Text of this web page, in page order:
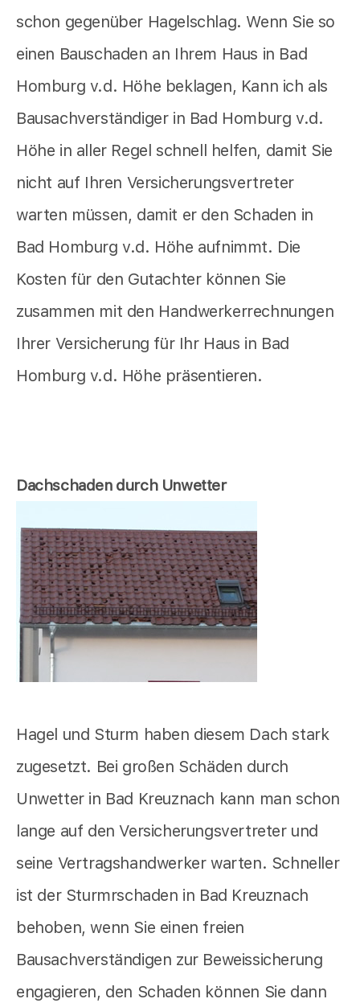
schon gegenüber Hagelschlag. Wenn Sie so
einen Bauschaden an Ihrem Haus in Bad
Homburg v.d. Höhe beklagen, Kann ich als
Bausachverständiger in Bad Homburg v.d.
Höhe in aller Regel schnell helfen, damit Sie
nicht auf Ihren Versicherungsvertreter
warten müssen, damit er den Schaden in
Bad Homburg v.d. Höhe aufnimmt. Die
Kosten für den Gutachter können Sie
zusammen mit den Handwerkerrechnungen
Ihrer Versicherung für Ihr Haus in Bad
Homburg v.d. Höhe präsentieren.
Dachschaden durch Unwetter
Hagel und Sturm haben diesem Dach stark
zugesetzt. Bei großen Schäden durch
Unwetter in Bad Kreuznach kann man schon
lange auf den Versicherungsvertreter und
seine Vertragshandwerker warten. Schneller
ist der Sturmrschaden in Bad Kreuznach
behoben, wenn Sie einen freien
Bausachverständigen zur Beweissicherung
engagieren, den Schaden können Sie dann